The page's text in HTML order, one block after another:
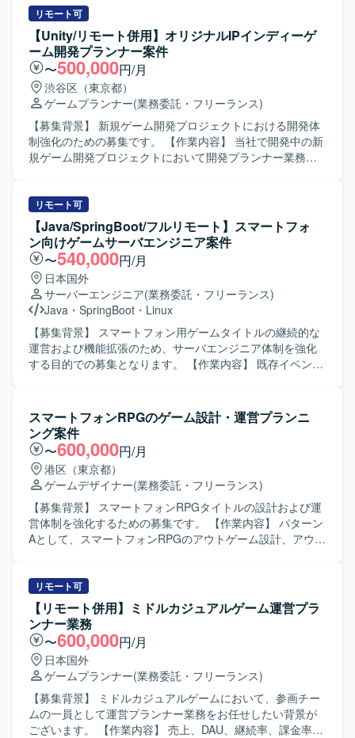
タイトルのバックエンド領域において、機能追加や改善対
応、運用上の各種対応などを担当していただきます。 【求
める人物像】 新しい技術やツールに積極的に触れ、自発的
にキャッチアップしていく姿勢をお持ちの方を求めていま
す。また、他職種とも連携しながら、チームでサービスを
育てていく意識をお持ちの方が望ましいです。 【ポジショ
ンの魅力】 超大型IPの新規プロジェクトにおいて、マルチ
プラットフォーム展開・3Dゲームタイトルのバックエンド
開発に携わることができます。高トラフィックなゲームサ
ービスの開発・運用に関わることで、スケーラビリティや
リッククラウドを利用し、開発言語は Go を採用していま
す。Claude Code、Codex、GitHub Copilot、Cursor などの
AI系ツールも活用しながら開発を進めていきます。
リモート可
【Unity/リモート併用】オリジナルIPインディーゲ
ーム開発プランナー案件
〜500,000円/月
渋谷区（東京都）
ゲームプランナー(業務委託・フリーランス)
【募集背景】 新規ゲーム開発プロジェクトにおける開発体
制強化のための募集です。 【作業内容】 当社で開発中の新
規ゲーム開発プロジェクトにおいて開発プランナー業務を
小規模なチームでの開発となり、将来的に他セクションや
新規タイトルを含めた他プロジェクトへの異動や、マネジ
メントへのミッション変更なども可能です。 【求める人物
像】 インディーゲームやアドベンチャーゲームへの強い興
味や知見をお持ちで、主体的に課題を発見し解決しながら
業務を推進いただける方を求めています。チームでのもの
づくりを楽しみ、少数精鋭な環境で職能にこだわらず幅広
い業務に携わることにやりがいを感じていただける方を歓
迎いたします。 【ポジションの魅力】 オリジナルIPや有力
IPによる大規模ゲーム開発からインディーゲーム開発ま
で、多様なプロジェクトに企画初期段階から運用・海外展
と高度な運用ノウハウを生かした長期的なヒットタイトル
創出に携わることができます。自律的に価値創出を行うカ
ルチャーの中で、大きな裁量を持って挑戦できる環境で
す。 【開発環境】 ゲーム開発に最適な機材を含む環境が整
備されており、ご希望に応じて必要な機材や勉強会参加、
R&D等の技術投資が行われます。快適なオフィス環境やリ
ラクゼーションスペースなども備えた開発環境となってお
ります。
リモート可
【Java/SpringBoot/フルリモート】スマートフォ
ン向けゲームサーバエンジニア案件
〜540,000円/月
日本国外
サーバーエンジニア(業務委託・フリーランス)
Java ・ SpringBoot ・ Linux
【募集背景】 スマートフォン用ゲームタイトルの継続的な
運営および機能拡張のため、サーバエンジニア体制を強化
する目的での募集となります。 【作業内容】 既存イベント
の要望を受けてゲーム内の各イベントやキャンペーンペー
ジ等の改修対応を行います。QAで検出されたバグの調査・
修正や、ユーザーからの問い合わせがあった箇所に対する
調査・修正も担当していただきます。 非定常業務として
は、ゲーム内新機能や新イベントの開発を行っていただき
ます。開発環境の改善として、デバッグツールの新機能の
開発や管理ツールの新機能実装および既存機能の改修を行
います。さらに、ゲーム内イベントや販売物に関するデー
タ集計ツールの作成や、新規開発におけるデータ投入ツー
施、OS・ミドルウェアの定期アップデートおよびパッチ適
用、サーバー負荷に応じたリソース調整およびインスタン
ス最適化も行っていただきます。 【求める人物像】 コミュ
ニケーションを取りながらユーザ思考でのものづくりがで
きる方を求めています。既存の枠組みを壊してでも、より
良い形に持っていく気概がある方を歓迎いたします。推進
力や積極性があり、受け身の姿勢にならない方、工数と効
果のバランスを取れる方にマッチするポジションです。
【ポジションの魅力】 運営中のスマートフォン用ゲームタ
イトルに深く関わりながら、機能改善から新機能開発、イ
スマートフォンRPGのゲーム設計・運営プランニ
ング案件
〜600,000円/月
港区（東京都）
ゲームデザイナー(業務委託・フリーランス)
【募集背景】 スマートフォンRPGタイトルの設計および運
営体制を強化するための募集です。 【作業内容】 パターン
Aとして、スマートフォンRPGのアウトゲーム設計、アウト
て、スマートフォンRPGのバトル設計、バトルのレベルデ
ザイン設計、キャラ設計などのバランス調整をご担当いた
だきます。 【求める人物像】 ゲームの世界観や企画意図を
理解しながら、自ら主体的に提案や設計を進めていただけ
る方を求めています。関係者とのコミュニケーションを大
切にしながら、データ分析やバランス調整を通じてユーザ
ー体験の向上を目指していただける方です。 【ポジション
の魅力】 スマートフォンRPGにおけるアウトゲームやバト
ル部分の中核設計に関わることができ、イベント設計やデ
ータ分析などを通じて、ゲーム運営全体への影響度の高い
リモート可
【リモート併用】ミドルカジュアルゲーム運営プラ
ンナー業務
〜600,000円/月
日本国外
ゲームプランナー(業務委託・フリーランス)
【募集背景】 ミドルカジュアルゲームにおいて、参画チー
ムの一員として運営プランナー業務をお任せしたい背景が
ございます。 【作業内容】 売上、DAU、継続率、課金率な